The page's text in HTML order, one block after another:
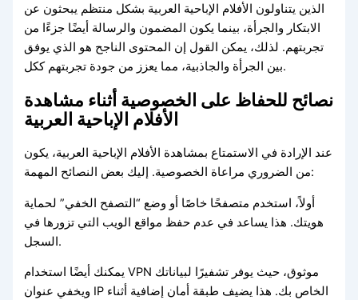
الذين يتناولون الأفلام الإباحية العربية بشكل منتظم يبحثون عن
الابتكار والجرأة، بينما يكون المضمون والرسالة أيضًا جزءًا من
تجربتهم. لذلك، يمكن القول إن المحتوى الناجح هو الذي يوفق
بين الجرأة والجاذبية، مما يعزز من جودة تجربتهم ككل.
نصائح للحفاظ على الخصوصية أثناء مشاهدة
الأفلام الإباحية العربية
عند الإرادة في الاستمتاع بمشاهدة الأفلام الإباحية العربية، يكون
من الضروري مراعاة الخصوصية. إليك بعض النصائح المهمة:
أولاً، استخدم متصفحًا خاصًا أو وضع “التصفح الخفي” لحماية
هويتك. هذا يساعد في عدم حفظ مواقع الويب التي تزورها في
السجل.
يمكنك أيضًا استخدام VPN موثوق، حيث يوفر تشفيرًا لبياناتك
ويخفي عنوان IP الخاص بك. هذا يضيف طبقة أمان إضافية أثناء